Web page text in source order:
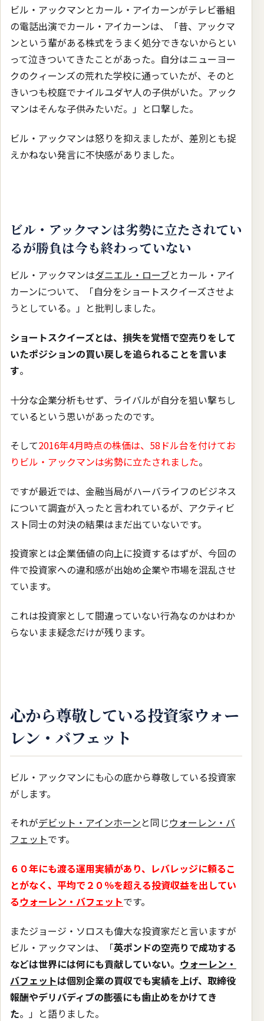
ビル・アックマンとカール・アイカーンがテレビ番組
の電話出演でカール・アイカーンは、「昔、アックマ
ンという輩がある株式をうまく処分できないからとい
って泣きついてきたことがあった。自分はニューヨー
クのクィーンズの荒れた学校に通っていたが、そのと
きいつも校庭でナイルユダヤ人の子供がいた。アック
マンはそんな子供みたいだ。」と口撃した。
ビル・アックマンは怒りを抑えましたが、差別とも捉
えかねない発言に不快感がありました。
ビル・アックマンは劣勢に立たされてい
るが勝負は今も終わっていない
ビル・アックマンはダニエル・ローブとカール・アイ
カーンについて、「自分をショートスクイーズさせよ
うとしている。」と批判しました。
ショートスクイーズとは、損失を覚悟で空売りをして
いたポジションの買い戻しを追られることを言いま
す。
十分な企業分析もせず、ライバルが自分を狙い撃ちし
ているという思いがあったのです。
そして2016年4月時点の株価は、58ドル台を付けてお
りビル・アックマンは劣勢に立たされました。
ですが最近では、金融当局がハーバライフのビジネス
について調査が入ったと言われているが、アクティビ
スト同士の対決の結果はまだ出ていないです。
投資家とは企業価値の向上に投資するはずが、今回の
件で投資家への違和感が出始め企業や市場を混乱させ
ています。
これは投資家として間違っていない行為なのかはわか
らないまま疑念だけが残ります。
心から尊敬している投資家ウォー
レン・バフェット
ビル・アックマンにも心の底から尊敬している投資家
がします。
それがデビット・アインホーンと同じウォーレン・バ
フェットです。
６０年にも渡る運用実績があり、レバレッジに頼るこ
とがなく、平均で２０％を超える投資収益を出してい
るウォーレン・バフェットです。
またジョージ・ソロスも偉大な投資家だと言いますが
ビル・アックマンは、「英ポンドの空売りで成功する
などは世界には何にも貢献していない。 ウォーレン・
バフェットは個別企業の買収でも実績を上げ、取締役
報酬やデリバディブの膨張にも歯止めをかけてき
た。」と語りました。